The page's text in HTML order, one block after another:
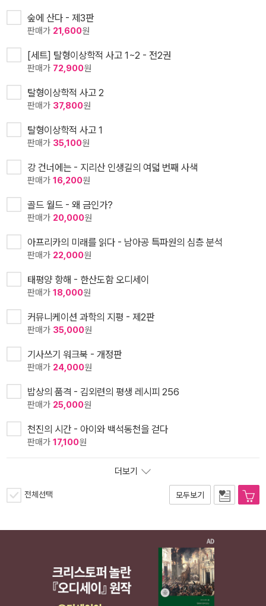
숲에 산다 - 제3판
판매가 21,600원
[세트] 탈형이상학적 사고 1~2 - 전2권
판매가 72,900원
탈형이상학적 사고 2
판매가 37,800원
탈형이상학적 사고 1
판매가 35,100원
강 건너에는 - 지리산 인생길의 여덟 번째 사색
판매가 16,200원
골드 월드 - 왜 금인가?
판매가 20,000원
아프리카의 미래를 읽다 - 남아공 특파원의 심층 분석
판매가 22,000원
태평양 항해 - 한산도함 오디세이
판매가 18,000원
커뮤니케이션 과학의 지평 - 제2판
판매가 35,000원
기사쓰기 워크북 - 개정판
판매가 24,000원
밥상의 품격 - 김외련의 평생 레시피 256
판매가 25,000원
천진의 시간 - 아이와 백석동천을 걷다
판매가 17,100원
더보기
전체선택 모두보기